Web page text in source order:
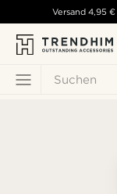
Suchen
Versand 4,95 €